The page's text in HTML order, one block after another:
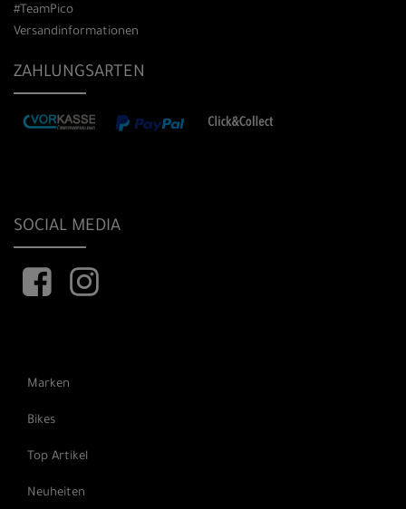
#TeamPico
Versandinformationen
ZAHLUNGSARTEN
SOCIAL MEDIA
Marken
Bikes
Top Artikel
Neuheiten